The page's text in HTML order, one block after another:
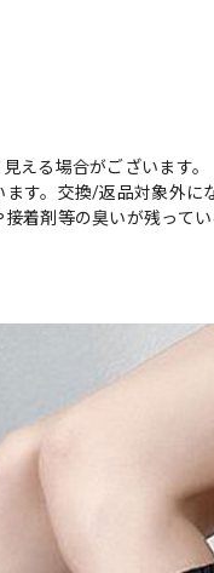
える場合がございます。
す。交換/返品対象外に
剤等の臭いが残ってい